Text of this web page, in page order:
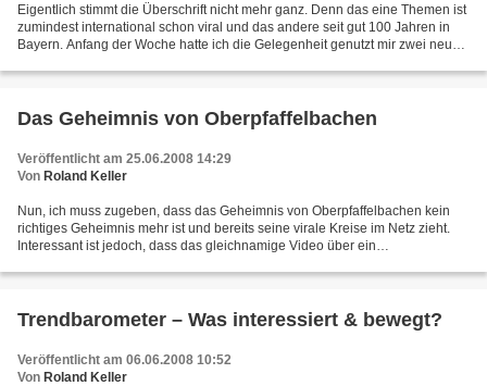
Eigentlich stimmt die Überschrift nicht mehr ganz. Denn das eine Themen ist
zumindest international schon viral und das andere seit gut 100 Jahren in
Bayern. Anfang der Woche hatte ich die Gelegenheit genutzt mir zwei neue
Das Geheimnis von Oberpfaffelbachen
Veröffentlicht am 25.06.2008 14:29
Von Roland Keller
Nun, ich muss zugeben, dass das Geheimnis von Oberpfaffelbachen kein
richtiges Geheimnis mehr ist und bereits seine virale Kreise im Netz zieht.
Interessant ist jedoch, dass das gleichnamige Video über ein
Trendbarometer – Was interessiert & bewegt?
Veröffentlicht am 06.06.2008 10:52
Von Roland Keller